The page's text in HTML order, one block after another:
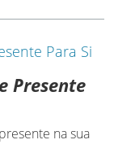
Presente
na sua